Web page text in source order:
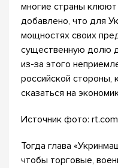
многие страны
добавлено, что для
мощностях своих
существенную долю
из-за этого
российской стороны,
сказаться на
Источник фото: rt.com
Тогда глава
чтобы торговые,